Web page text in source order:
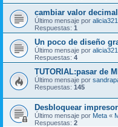
cambiar valor
Último mensaje por
Respuestas: 1
Un poco de diseño
Último mensaje por
Respuestas: 4
TUTORIAL:pasar de
Último mensaje por
Respuestas: 145
Desbloquear
Último mensaje por Meta «
Respuestas: 2